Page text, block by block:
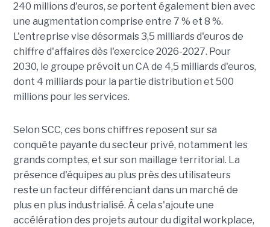
240 millions d'euros, se portent également bien avec
une augmentation comprise entre 7 % et 8 %.
L'entreprise vise désormais 3,5 milliards d'euros de
chiffre d'affaires dès l'exercice 2026-2027. Pour
2030, le groupe prévoit un CA de 4,5 milliards d'euros,
dont 4 milliards pour la partie distribution et 500
millions pour les services.
Selon SCC, ces bons chiffres reposent sur sa
conquête payante du secteur privé, notamment les
grands comptes, et sur son maillage territorial. La
présence d'équipes au plus près des utilisateurs
reste un facteur différenciant dans un marché de
plus en plus industrialisé. À cela s'ajoute une
accélération des projets autour du digital workplace,